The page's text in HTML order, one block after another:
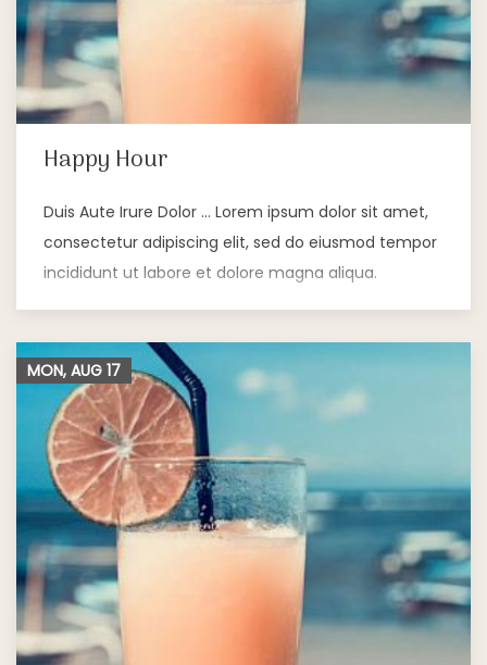
Happy Hour
Duis Aute Irure Dolor … Lorem ipsum dolor sit amet,
consectetur adipiscing elit, sed do eiusmod tempor
incididunt ut labore et dolore magna aliqua.
MON, AUG 17